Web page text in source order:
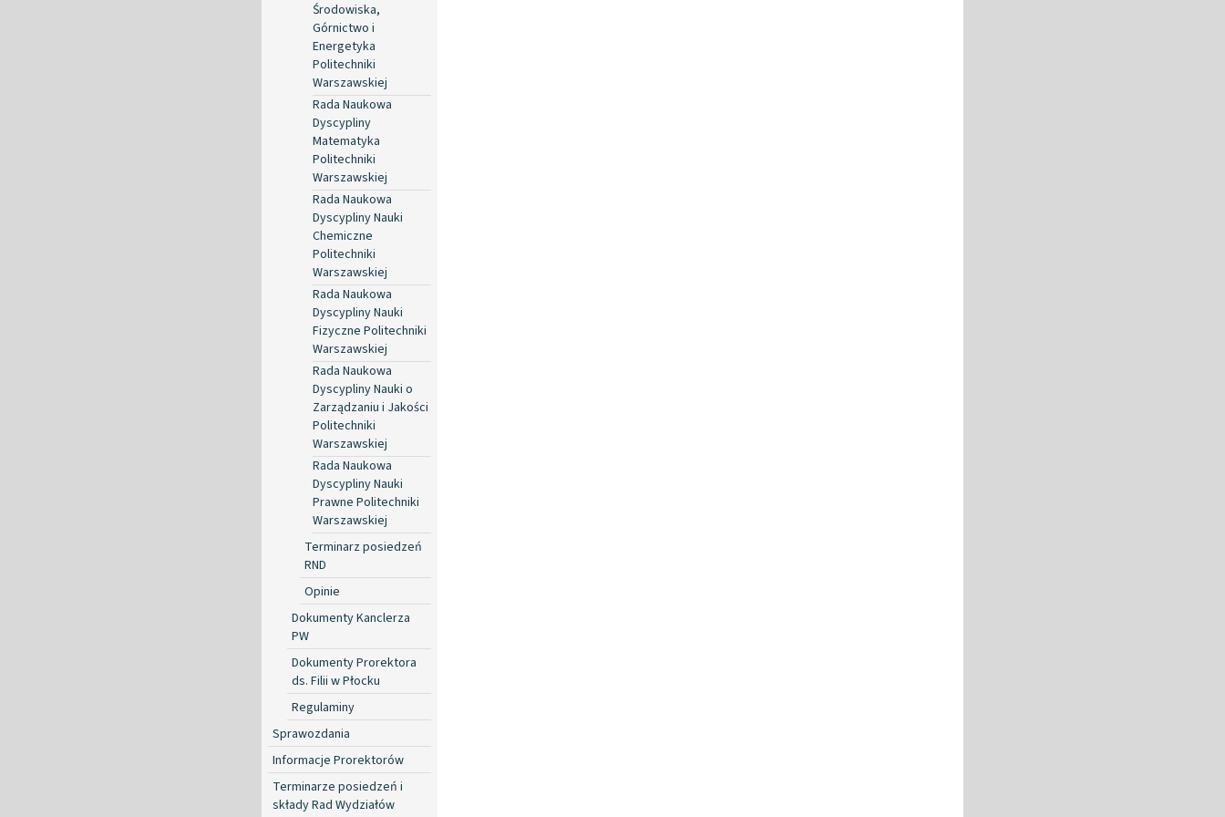
Środowiska,
Górnictwo i
Energetyka
Politechniki
Warszawskiej
Rada Naukowa
Dyscypliny
Matematyka
Politechniki
Warszawskiej
Rada Naukowa
Dyscypliny Nauki
Chemiczne
Politechniki
Warszawskiej
Rada Naukowa
Dyscypliny Nauki
Fizyczne Politechniki
Warszawskiej
Rada Naukowa
Dyscypliny Nauki o
Zarządzaniu i Jakości
Politechniki
Warszawskiej
Rada Naukowa
Dyscypliny Nauki
Prawne Politechniki
Warszawskiej
Terminarz posiedzeń
RND
Opinie
Dokumenty Kanclerza
PW
Dokumenty Prorektora
ds. Filii w Płocku
Regulaminy
Sprawozdania
Informacje Prorektorów
Terminarze posiedzeń i
składy Rad Wydziałów